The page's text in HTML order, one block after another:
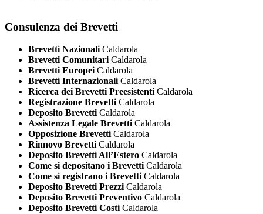
Consulenza dei Brevetti
Brevetti Nazionali Caldarola
Brevetti Comunitari Caldarola
Brevetti Europei Caldarola
Brevetti Internazionali Caldarola
Ricerca dei Brevetti Preesistenti Caldarola
Registrazione Brevetti Caldarola
Deposito Brevetti Caldarola
Assistenza Legale Brevetti Caldarola
Opposizione Brevetti Caldarola
Rinnovo Brevetti Caldarola
Deposito Brevetti All’Estero Caldarola
Come si depositano i Brevetti Caldarola
Come si registrano i Brevetti Caldarola
Deposito Brevetti Prezzi Caldarola
Deposito Brevetti Preventivo Caldarola
Deposito Brevetti Costi Caldarola